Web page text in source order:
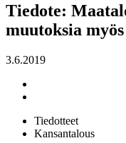
Tiedote:
muutoksia
3.6.2019
Tiedotteet
Kansantalous